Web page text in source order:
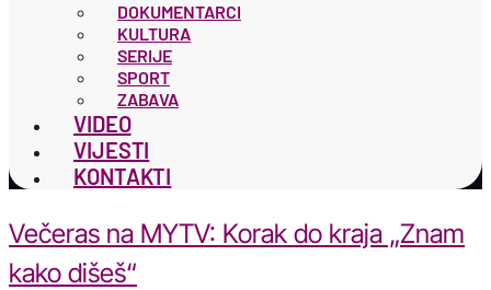
DOKUMENTARCI
KULTURA
SERIJE
SPORT
ZABAVA
VIDEO
VIJESTI
KONTAKTI
Večeras na MYTV: Korak do kraja „Znam
kako dišeš“